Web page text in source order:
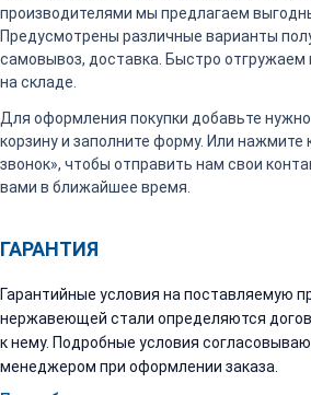
производителями мы предлагаем
Предусмотрены различные варианты
самовывоз, доставка. Быстро отгружаем
на складе.
Для оформления покупки добавьте
корзину и заполните форму. Или нажмите
звонок», чтобы отправить нам свои
вами в ближайшее время.
ГАРАНТИЯ
Гарантийные условия на поставляемую
нержавеющей стали определяются
к нему. Подробные условия
менеджером при оформлении заказа.